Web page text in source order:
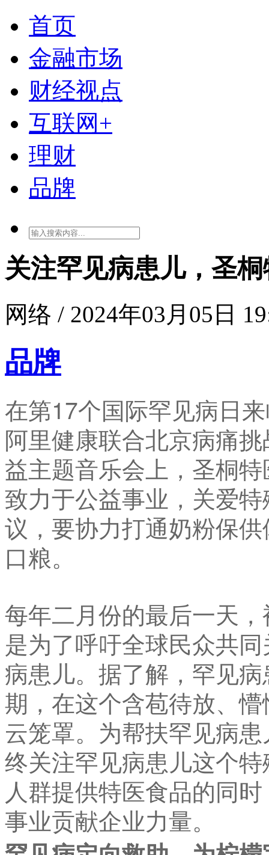
首页
金融市场
财经视点
互联网+
理财
品牌
关注罕见病患儿，圣
网络 / 2024年03月05日
品牌
在第17个国际罕见病日
阿里健康联合北京病痛
益主题音乐会上，圣桐
致力于公益事业，关爱
议，要协力打通奶粉保
口粮。
每年二月份的最后一天
是为了呼吁全球民众共
病患儿。据了解，罕见
期，在这个含苞待放、
云笼罩。为帮扶罕见病
终关注罕见病患儿这个
人群提供特医食品的同
事业贡献企业力量。